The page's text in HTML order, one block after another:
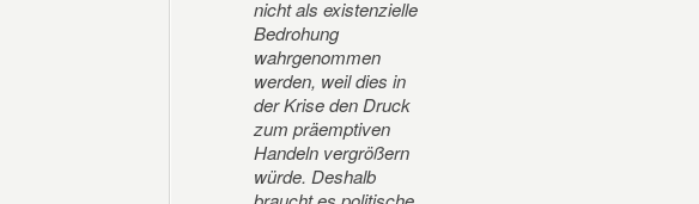
nicht als existenzielle
Bedrohung
wahrgenommen
werden, weil dies in
der Krise den Druck
zum präemptiven
Handeln vergrößern
würde. Deshalb